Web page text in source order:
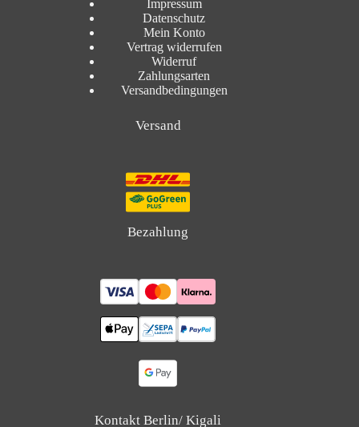
Impressum
Datenschutz
Mein Konto
Vertrag widerrufen
Widerruf
Zahlungsarten
Versandbedingungen
Versand
Bezahlung
Kontakt Berlin/ Kigali